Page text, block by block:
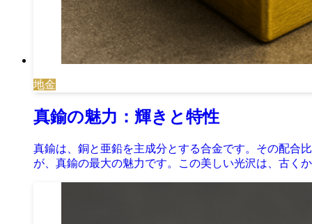
地金
真鍮の魅力：輝きと特性
真鍮は、銅と亜鉛を主成分とする合金です。その配合
が、真鍮の最大の魅力です。この美しい光沢は、古く